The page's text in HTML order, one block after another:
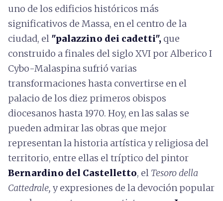
uno de los edificios históricos más
significativos de Massa, en el centro de la
ciudad, el "palazzino dei cadetti", que
construido a finales del siglo XVI por Alberico I
Cybo-Malaspina sufrió varias
transformaciones hasta convertirse en el
palacio de los diez primeros obispos
diocesanos hasta 1970. Hoy, en las salas se
pueden admirar las obras que mejor
representan la historia artística y religiosa del
territorio, entre ellas el tríptico del pintor
Bernardino del Castelletto, el Tesoro della
Cattedrale, y expresiones de la devoción popular